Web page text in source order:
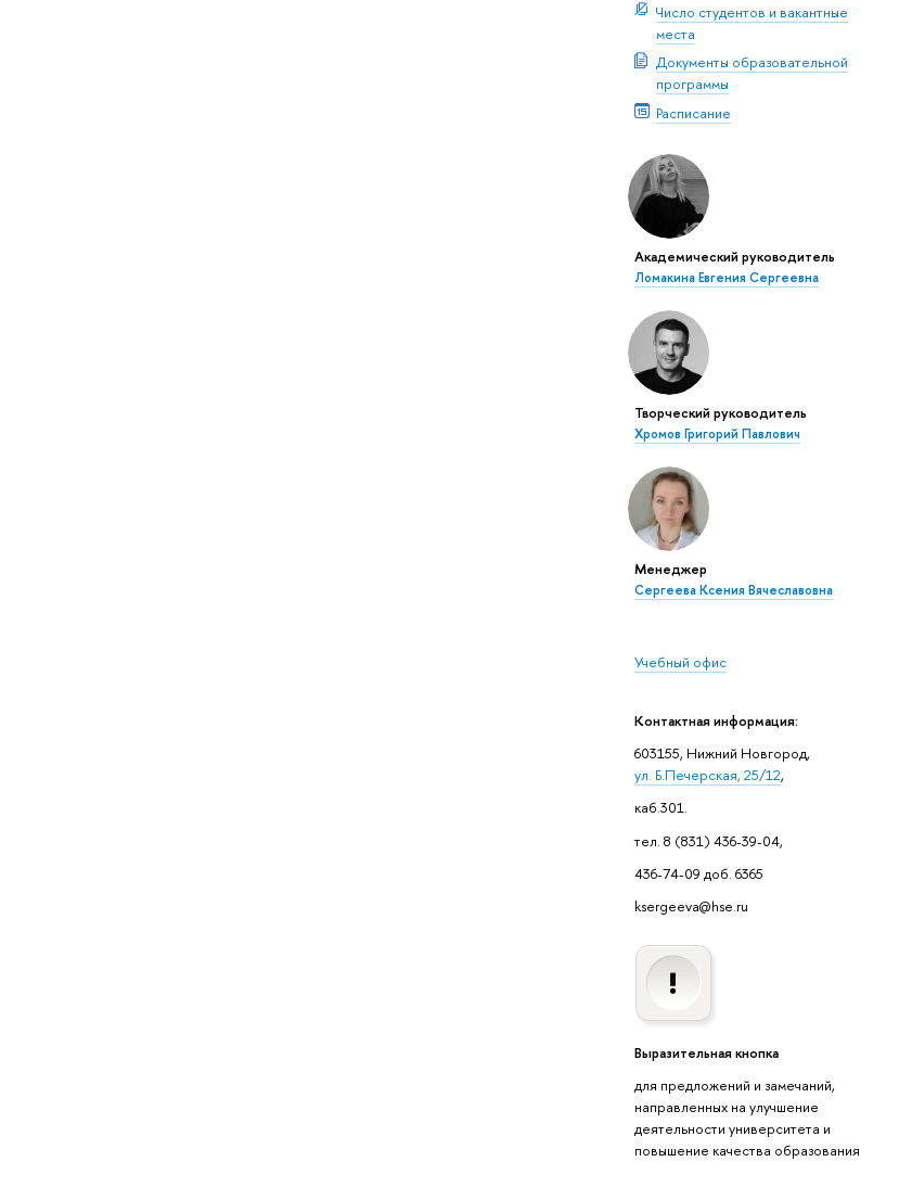
Число студентов и вакантные
места
Документы образовательной
программы
Расписание
Академический руководитель
Ломакина Евгения Сергеевна
Творческий руководитель
Хромов Григорий Павлович
Менеджер
Сергеева Ксения Вячеславовна
Учебный офис
Контактная информация:
603155, Нижний Новгород,
ул. Б.Печерская, 25/12,
каб.301.
тел. 8 (831) 436-39-04,
436-74-09 доб. 6365
ksergeeva@hse.ru
Выразительная кнопка
для предложений и замечаний,
направленных на улучшение
деятельности университета и
повышение качества образования